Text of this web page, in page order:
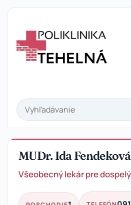
MUDr. Ida Fendeková
Všeobecný lekár pre